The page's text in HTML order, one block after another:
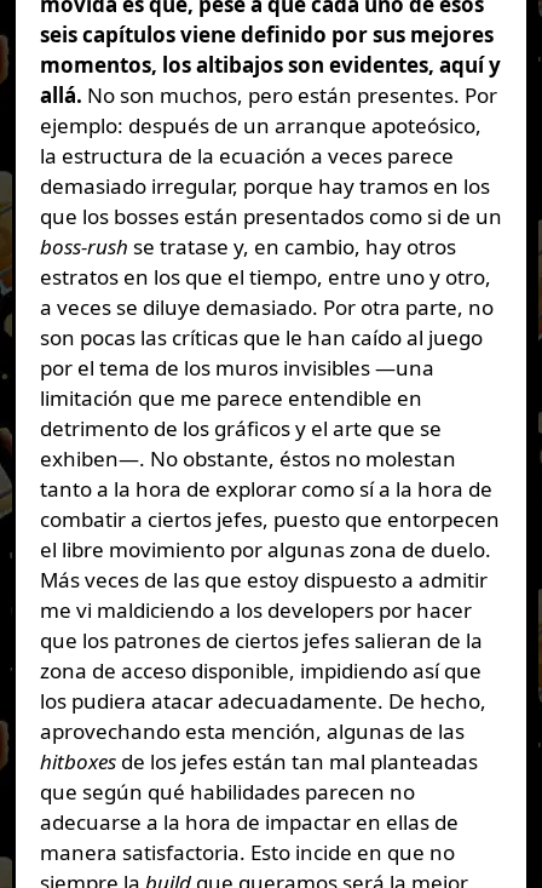
seis capítulos viene definido por sus mejores
momentos, los altibajos son evidentes, aquí y
allá. No son muchos, pero están presentes. Por
ejemplo: después de un arranque apoteósico,
la estructura de la ecuación a veces parece
demasiado irregular, porque hay tramos en los
que los bosses están presentados como si de un
boss-rush se tratase y, en cambio, hay otros
estratos en los que el tiempo, entre uno y otro,
a veces se diluye demasiado. Por otra parte, no
son pocas las críticas que le han caído al juego
por el tema de los muros invisibles —una
limitación que me parece entendible en
detrimento de los gráficos y el arte que se
exhiben—. No obstante, éstos no molestan
tanto a la hora de explorar como sí a la hora de
combatir a ciertos jefes, puesto que entorpecen
el libre movimiento por algunas zona de duelo.
Más veces de las que estoy dispuesto a admitir
me vi maldiciendo a los developers por hacer
que los patrones de ciertos jefes salieran de la
zona de acceso disponible, impidiendo así que
los pudiera atacar adecuadamente. De hecho,
aprovechando esta mención, algunas de las
hitboxesde los jefes están tan mal planteadas
que según qué habilidades parecen no
adecuarse a la hora de impactar en ellas de
manera satisfactoria. Esto incide en que no
siempre la build que queramos será la mejor